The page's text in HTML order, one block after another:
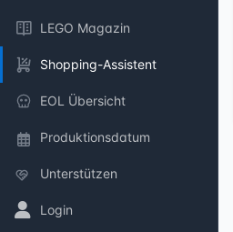
LEGO Magazin
Shopping-Assistent
EOL Übersicht
Produktionsdatum
Unterstützen
Login